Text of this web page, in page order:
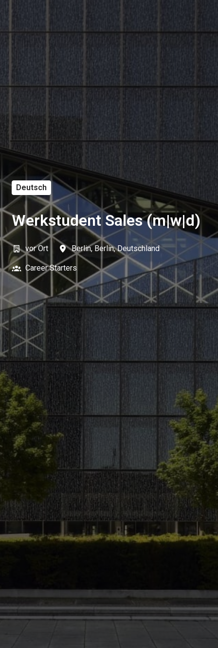
Deutsch
Werkstudent Sales (m|w|d)
vor Ort Berlin, Berlin, Deutschland
Career Starters